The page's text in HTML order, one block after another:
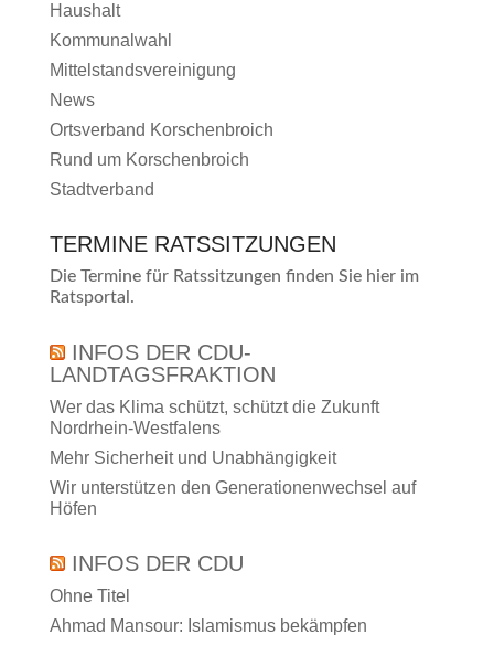
Haushalt
Kommunalwahl
Mittelstandsvereinigung
News
Ortsverband Korschenbroich
Rund um Korschenbroich
Stadtverband
TERMINE RATSSITZUNGEN
Die Termine für Ratssitzungen finden Sie hierim
Ratsportal.
INFOS DER CDU-
LANDTAGSFRAKTION
Wer das Klima schützt, schützt die Zukunft
Nordrhein-Westfalens
Mehr Sicherheit und Unabhängigkeit
Wir unterstützen den Generationenwechsel auf
Höfen
INFOS DER CDU
Ohne Titel
Ahmad Mansour: Islamismus bekämpfen